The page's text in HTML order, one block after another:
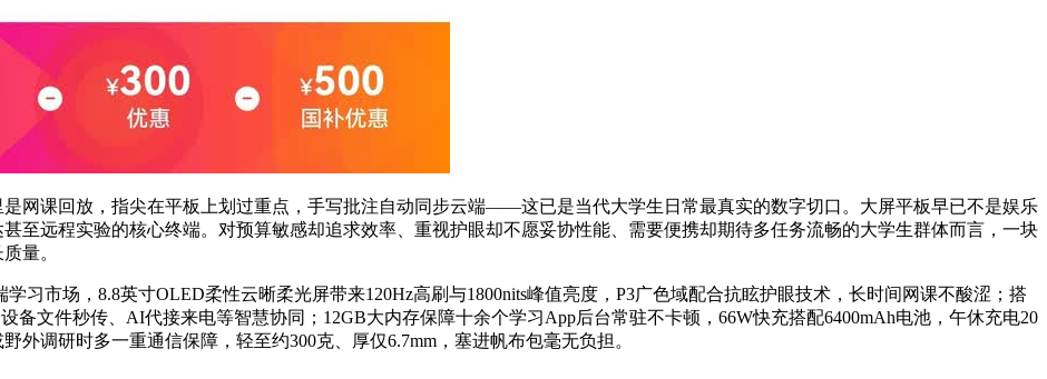
网课回放，指尖在平板上划过重点，手写批注自动同步云端——这已是当代大学生日常最真实的数字切口。大屏平板早已不是娱乐
至远程实验的核心终端。对预算敏感却追求效率、重视护眼却不愿妥协性能、需要便携却期待多任务流畅的大学生群体而言，一块
量。
学习市场，8.8英寸OLED柔性云晰柔光屏带来120Hz高刷与1800nits峰值亮度，P3广色域配合抗眩护眼技术，长时间网课不酸涩；搭
备文件秒传、AI代接来电等智慧协同；12GB大内存保障十余个学习App后台常驻不卡顿，66W快充搭配6400mAh电池，午休充电20
外调研时多一重通信保障，轻至约300克、厚仅6.7mm，塞进帆布包毫无负担。